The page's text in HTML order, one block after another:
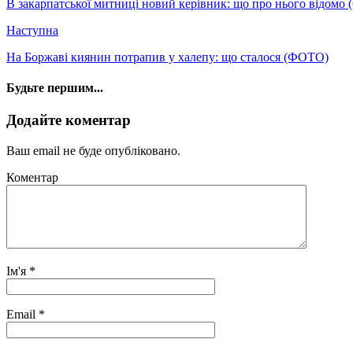
В закарпатської митниці новий керівник: що про нього
Наступна
На Боржаві киянин потрапив у халепу: що сталося (ФОТО)
Будьте першим...
Додайте коментар
Ваш email не буде опубліковано.
Коментар
Ім'я *
Email *